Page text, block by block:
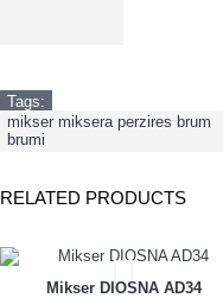
Tags:
mikser miksera perzires brum
brumi
RELATED PRODUCTS
Mikser DIOSNA AD34